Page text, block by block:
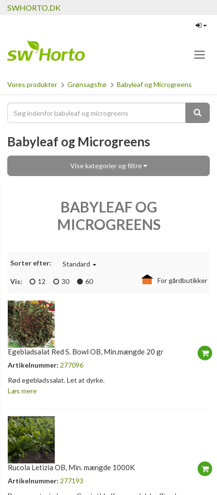
SWHORTO.DK
Vores produkter Grønsagsfrø Babyleaf og Microgreens
Babyleaf og Microgreens
Vise kategorier og filtre
BABYLEAF OG
MICROGREENS
Sorter efter: Standard
Vis: 12 30 60 For gårdbutikker
Egebladsalat Red S. Bowl OB, Min.mængde 20 gr
Artikelnummer: 277096
Rød egebladssalat. Let at dyrke.
Læs mere
Rucola Letizia OB, Min. mængde 1000K
Artikelnummer: 277193